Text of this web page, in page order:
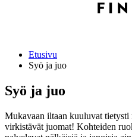
Etusivu
Syö ja juo
Syö ja juo
Mukavaan iltaan kuuluvat tietysti
virkistävät juomat! Kohteiden